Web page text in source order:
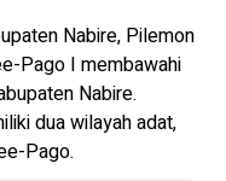
Nabire, Pilemon
Pago I membawahi
Nabire.
dua wilayah adat,
Pago.